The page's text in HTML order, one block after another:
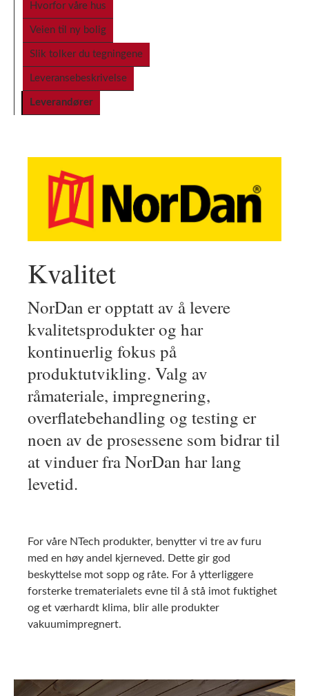
Hvorfor våre hus
Veien til ny bolig
Slik tolker du tegningene
Leveransebeskrivelse
Leverandører
Kvalitet
NorDan er opptatt av å levere
kvalitetsprodukter og har
kontinuerlig fokus på
produktutvikling. Valg av
råmateriale, impregnering,
overflatebehandling og testing er
noen av de prosessene som bidrar til
at vinduer fra NorDan har lang
levetid.
For våre NTech produkter, benytter vi tre av furu
med en høy andel kjerneved. Dette gir god
beskyttelse mot sopp og råte. For å ytterliggere
forsterke trematerialets evne til å stå imot fuktighet
og et værhardt klima, blir alle produkter
vakuumimpregnert.